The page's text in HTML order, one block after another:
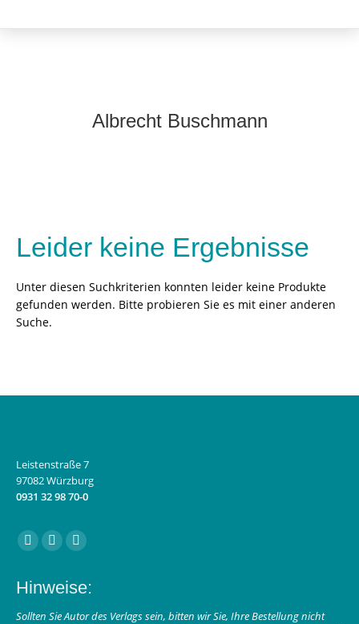
Albrecht Buschmann
Leider keine Ergebnisse
Unter diesen Suchkriterien konnten leider keine Produkte
gefunden werden. Bitte probieren Sie es mit einer anderen
Suche.
Leistenstraße 7
97082 Würzburg
0931 32 98 70-0
Finden Sie uns auf:
Facebook
opens
in
Instagram
opens
in
E-
page
opens
Hinweise:
Sollten Sie Autor des Verlags sein, bitten wir Sie, Ihre Bestellung nicht